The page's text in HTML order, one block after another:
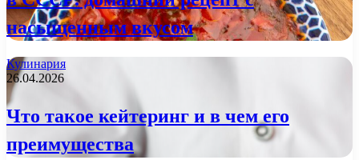
насыщенным вкусом
Кулинария
26.04.2026
Что такое кейтеринг и в чем его
преимущества